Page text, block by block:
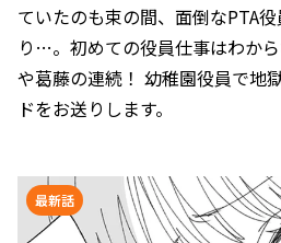
ていたのも束の間、面倒なPTA
り…。初めての役員仕事はわか
や葛藤の連続！ 幼稚園役員で地
ドをお送りします。
最新話